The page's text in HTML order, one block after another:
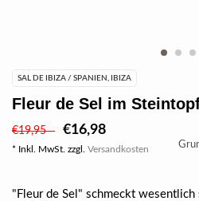
SAL DE IBIZA / SPANIEN, IBIZA
Fleur de Sel im
€19,95 €16,98
* Inkl. MwSt. zzgl. Versandkosten
"Fleur de Sel" schmeckt